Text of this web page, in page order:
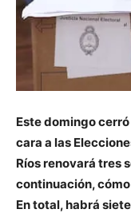
Este domingo
cara a las
Ríos renovará tres
continuación,
En total, habrá